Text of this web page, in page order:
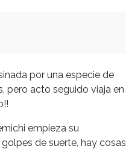
por una especie de
pero acto seguido viaja en
empieza su
de suerte, hay cosas